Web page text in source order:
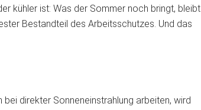
kühler ist: Was der Sommer noch bringt, bleibt
Bestandteil des Arbeitsschutzes. Und das
bei direkter Sonneneinstrahlung arbeiten, wird